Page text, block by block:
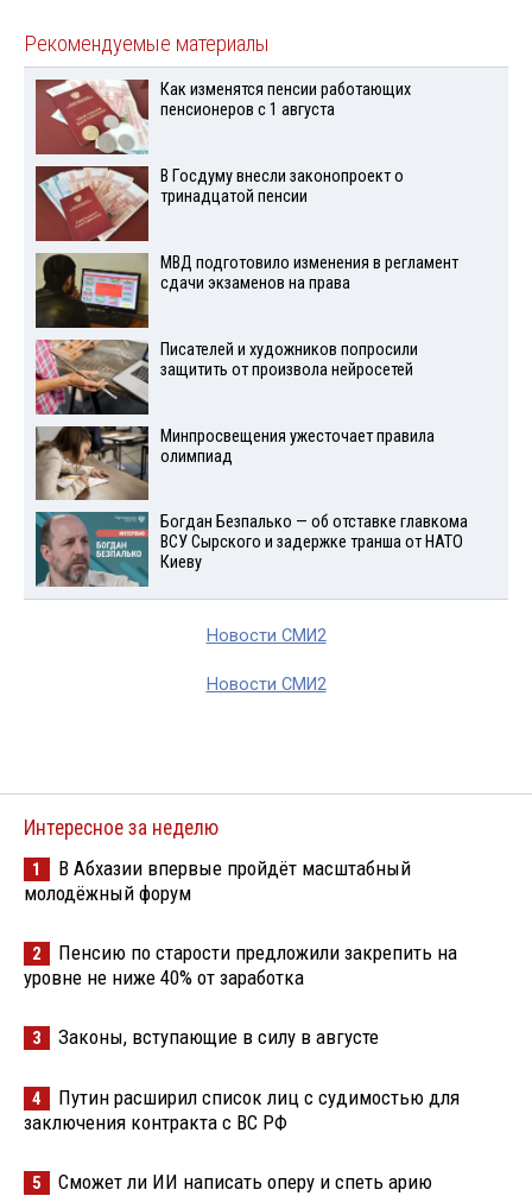
Рекомендуемые материалы
Как изменятся пенсии работающих
пенсионеров с 1 августа
В Госдуму внесли законопроект о
тринадцатой пенсии
МВД подготовило изменения в регламент
сдачи экзаменов на права
Писателей и художников попросили
защитить от произвола нейросетей
Минпросвещения ужесточает правила
олимпиад
Богдан Безпалько — об отставке главкома
ВСУ Сырского и задержке транша от НАТО
Киеву
Новости СМИ2
Новости СМИ2
Интересное за неделю
1
В Абхазии впервые пройдёт масштабный
молодёжный форум
2
Пенсию по старости предложили закрепить на
уровне не ниже 40% от заработка
3 Законы, вступающие в силу в августе
4
Путин расширил список лиц с судимостью для
заключения контракта с ВС РФ
5 Сможет ли ИИ написать оперу и спеть арию